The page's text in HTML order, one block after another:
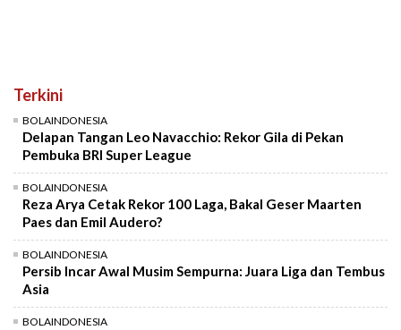
Terkini
BOLAINDONESIA
Delapan Tangan Leo Navacchio: Rekor Gila di Pekan
Pembuka BRI Super League
BOLAINDONESIA
Reza Arya Cetak Rekor 100 Laga, Bakal Geser Maarten
Paes dan Emil Audero?
BOLAINDONESIA
Persib Incar Awal Musim Sempurna: Juara Liga dan Tembus
Asia
BOLAINDONESIA